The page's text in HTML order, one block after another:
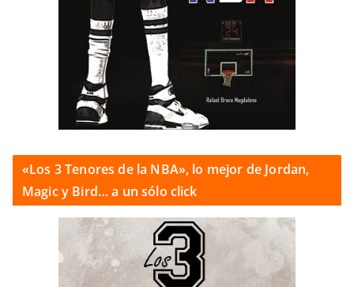
«Los 3 Tenores de la NBA», lo mejor de Jordan,
Magic y Bird… a un sólo click